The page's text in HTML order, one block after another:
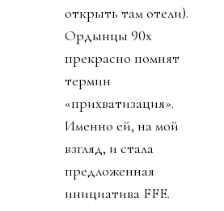
открыть там отели).
Ордынцы 90х
прекрасно помнят
термин
«прихватизация».
Именно ей, на мой
взгляд, и стала
предложенная
инициатива FFE.